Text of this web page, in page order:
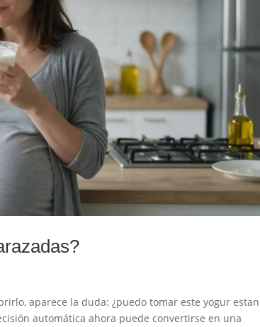
aparece la duda: ¿puedo tomar este yogur
automática ahora puede convertirse en una